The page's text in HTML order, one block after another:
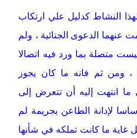
النشاط كدليل علي ارتكاب
عنهما الدعوى الجنائية ، ولم
متصلة بما ورد فيه اتصالا
، ومن ثم فانه ما كان يجوز
انتهت إليه أن تتعرض إلى
لإدانة الطاعن بجريمة لم
غاية ما كانت تملكه في شأنها